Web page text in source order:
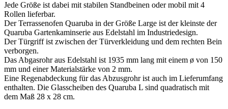
Jede Größe ist dabei mit stabilen Standbeinen oder mobil mit 4
Rollen lieferbar.
Der Terrassenofen Quaruba in der Größe Large ist der kleinste der
Quaruba Gartenkaminserie aus Edelstahl im Industriedesign.
Der Türgriff ist zwischen der Türverkleidung und dem rechten Bein
verborgen.
Das Abgasrohr aus Edelstahl ist 1935 mm lang mit einem ø von 150
mm und einer Materialstärke von 2 mm.
Eine Regenabdeckung für das Abzusgrohr ist auch im Lieferumfang
enthalten. Die Glasscheiben des Quaruba L sind quadratisch mit
dem Maß 28 x 28 cm.